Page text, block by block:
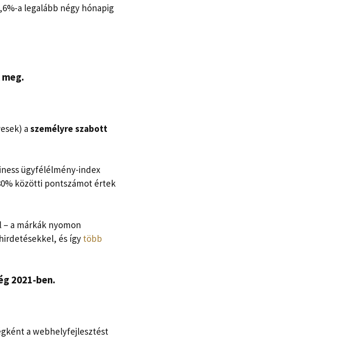
a legalább négy hónapig
a személyre szabott
ügyfélélmény-index
közötti pontszámot értek
– a márkák nyomon
és így több
2021-ben.
a webhelyfejlesztést